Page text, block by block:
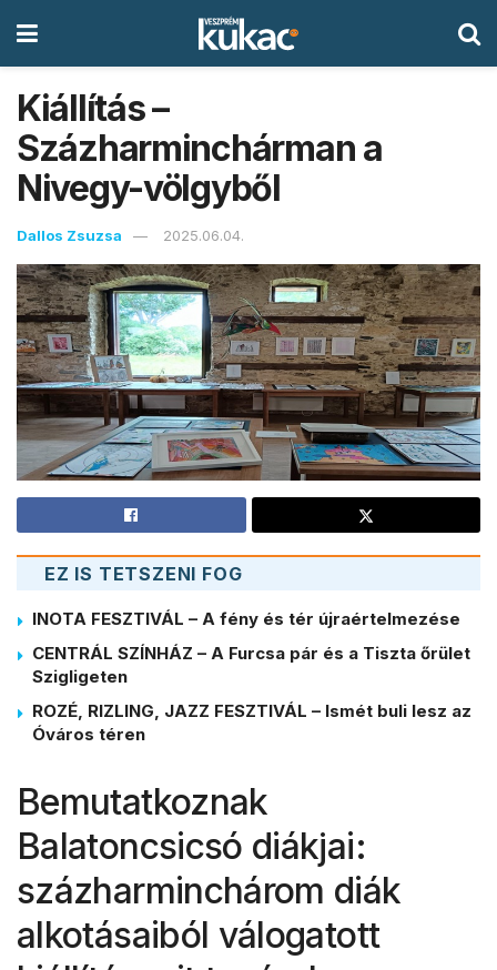
Kiállítás –
Százharminchárman a
Nivegy-völgyből
Dallos Zsuzsa 2025.06.04.
EZ IS TETSZENI FOG
INOTA FESZTIVÁL – A fény és tér újraértelmezése
CENTRÁL SZÍNHÁZ – A Furcsa pár és a Tiszta őrület
Szigligeten
ROZÉ, RIZLING, JAZZ FESZTIVÁL – Ismét buli lesz az
Óváros téren
Bemutatkoznak
Balatoncsicsó diákjai:
százharminchárom diák
alkotásaiból válogatott